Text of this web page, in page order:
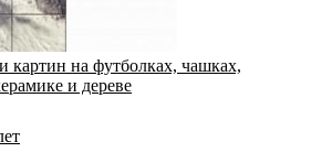
картин на футболках, чашках,
и дереве